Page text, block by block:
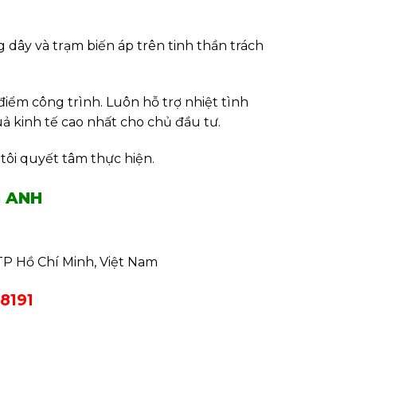
dây và trạm biến áp trên tinh thần trách
công trình. Luôn hỗ trợ nhiệt tình
kinh tế cao nhất cho chủ đầu tư.
quyết tâm thực hiện.
ANH
Hồ Chí Minh, Việt Nam